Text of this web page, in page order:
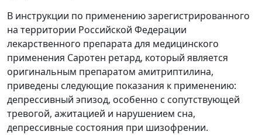
В инструкции по применению зарегистрированного
на территории Российской Федерации
лекарственного препарата для медицинского
применения Саротен ретард, который является
оригинальным препаратом амитриптилина,
приведены следующие показания к применению:
депрессивный эпизод, особенно с сопутствующей
тревогой, ажитацией и нарушением сна,
депрессивные состояния при шизофрении.